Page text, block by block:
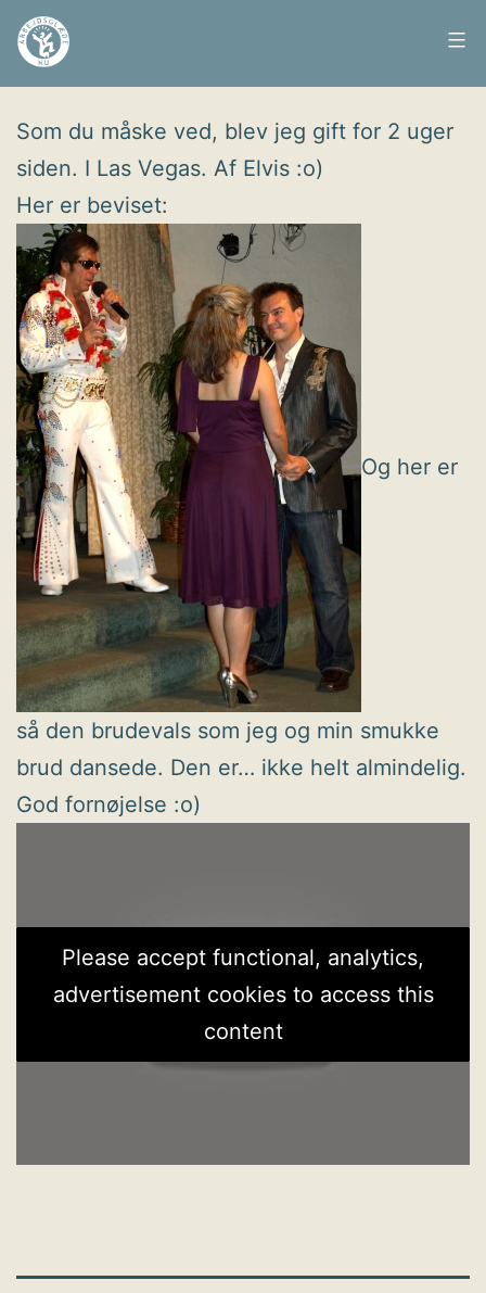
Fortsæt
Arbejdsglæde
Udgivet
Som du måske ved, blev jeg gift for 2 uger
siden. I Las Vegas. Af Elvis :o)
Her er beviset:
Og her er
så den brudevals som jeg og min smukke
brud dansede. Den er… ikke helt almindelig.
God fornøjelse :o)
Please accept functional, analytics,
advertisement cookies to access this
content